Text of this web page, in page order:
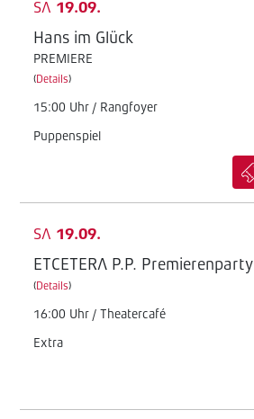
SA 19.09.
Hans im Glück
PREMIERE
(Details)
15:00 Uhr / Rangfoyer
Puppenspiel
SA 19.09.
ETCETERA P.P. Premierenparty
(Details)
16:00 Uhr / Theatercafé
Extra